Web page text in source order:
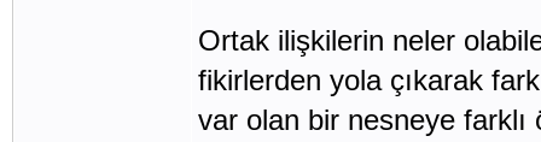
Ortak ilişkilerin neler
fikirlerden yola çıkarak
var olan bir nesneye farklı